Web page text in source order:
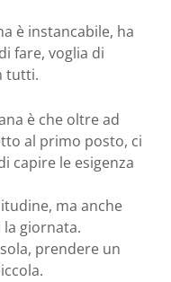
è instancabile, ha
fare, voglia di
tutti.
è che oltre ad
al primo posto, ci
capire le esigenza
ma anche
giornata.
prendere un